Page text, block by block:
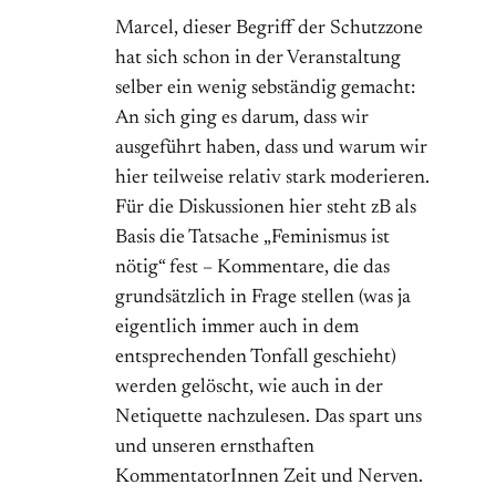
Marcel, dieser Begriff der Schutzzone
hat sich schon in der Veranstaltung
selber ein wenig sebständig gemacht:
An sich ging es darum, dass wir
ausgeführt haben, dass und warum wir
hier teilweise relativ stark moderieren.
Für die Diskussionen hier steht zB als
Basis die Tatsache „Feminismus ist
nötig“ fest – Kommentare, die das
grundsätzlich in Frage stellen (was ja
eigentlich immer auch in dem
entsprechenden Tonfall geschieht)
werden gelöscht, wie auch in der
Netiquette nachzulesen. Das spart uns
und unseren ernsthaften
KommentatorInnen Zeit und Nerven.